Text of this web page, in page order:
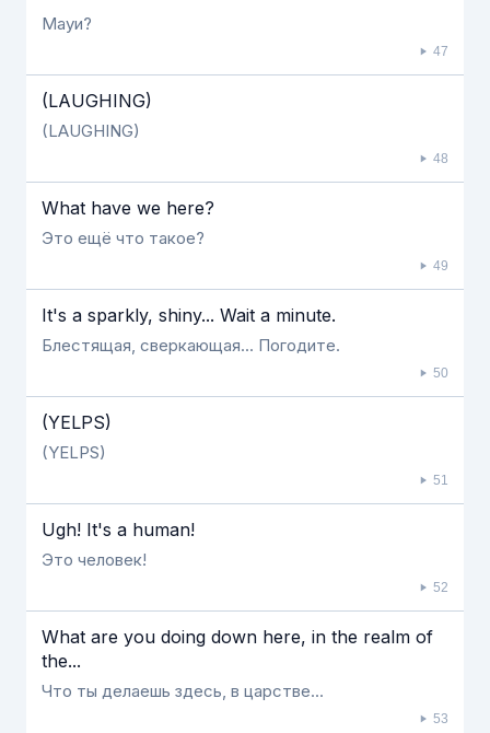
Мауи?
47
(LAUGHING)
(LAUGHING)
48
What have we here?
Это ещё что такое?
49
It's a sparkly, shiny... Wait a minute.
Блестящая, сверкающая... Погодите.
50
(YELPS)
(YELPS)
51
Ugh! It's a human!
Это человек!
52
What are you doing down here, in the realm of
the...
Что ты делаешь здесь, в царстве...
53